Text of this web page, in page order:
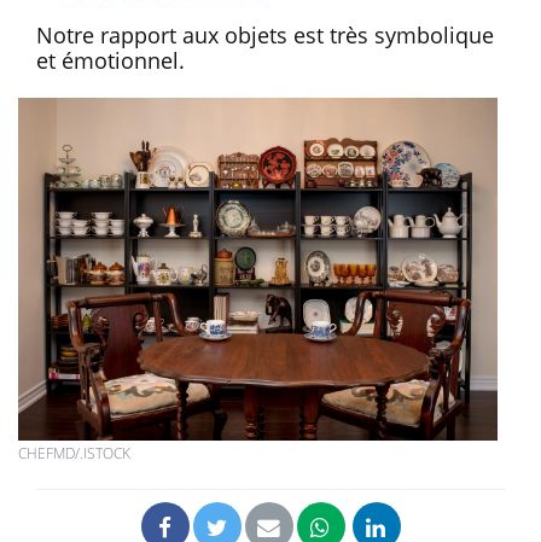
Notre rapport aux objets est très symbolique
et émotionnel.
CHEFMD/.ISTOCK